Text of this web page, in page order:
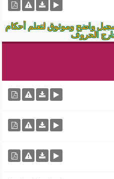
واضح وموثوق لتعلم أحكام
الحروف